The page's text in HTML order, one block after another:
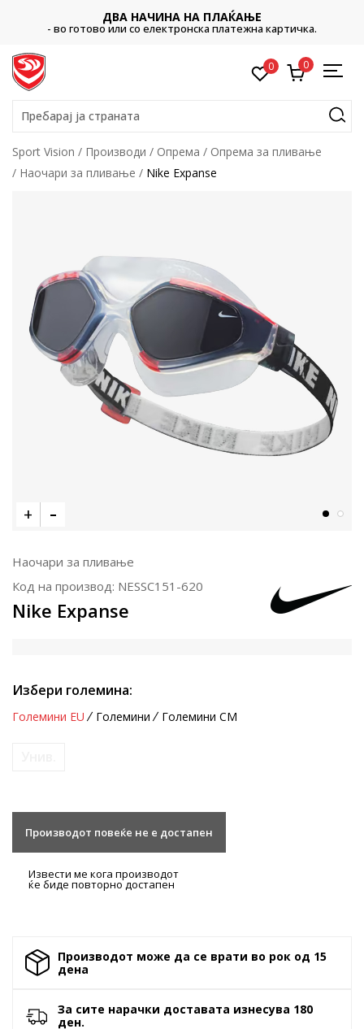
ДВА НАЧИНА НА ПЛАЌАЊЕ
- во готово или со електронска платежна картичка.
0 0
Пребарај ја страната
Sport Vision Производи Опрема
Опрема за пливање
Наочари за пливање
Nike Expanse
Наочари за пливање
Код на производ: NESSC151-620
Nike Expanse
Избери големина:
Големини EU Големини Големини CM
Производот повеќе не е достапен
Извести ме кога производот
ќе биде повторно достапен
Производот може да се врати во рок од 15
денa
За сите нарачки доставата изнесува 180
ден.